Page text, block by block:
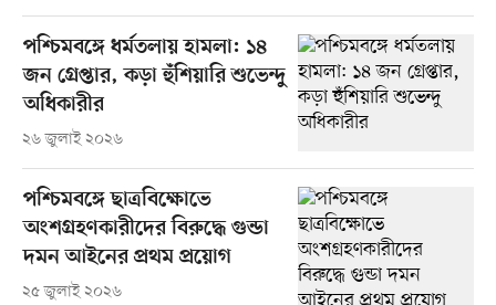
পশ্চিমবঙ্গে ধর্মতলায় হামলা: ১৪
জন গ্রেপ্তার, কড়া হুঁশিয়ারি শুভেন্দু
অধিকারীর
২৬ জুলাই ২০২৬
পশ্চিমবঙ্গে ছাত্রবিক্ষোভে
অংশগ্রহণকারীদের বিরুদ্ধে গুন্ডা
দমন আইনের প্রথম প্রয়োগ
২৫ জুলাই ২০২৬